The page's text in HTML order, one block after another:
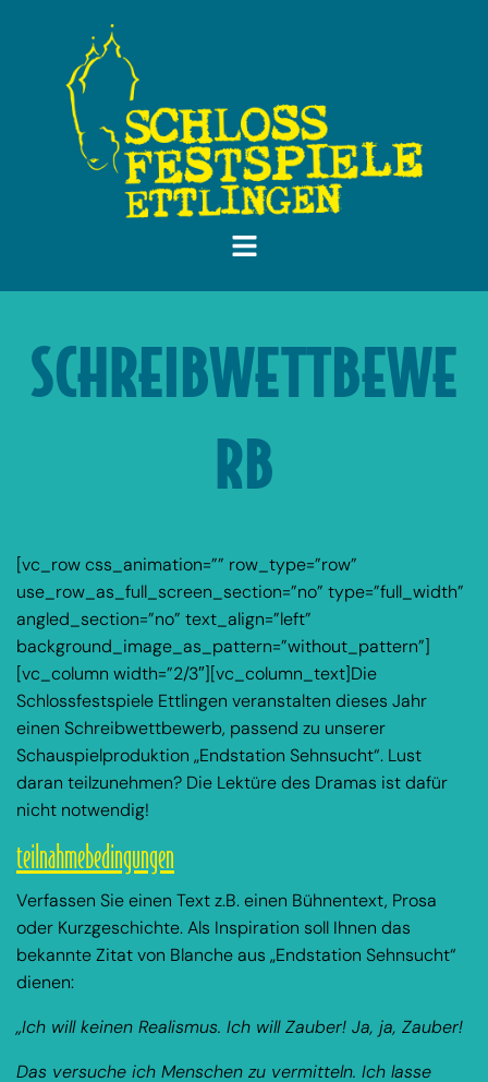
SCHREIBWETTBEWE
RB
[vc_row css_animation=”” row_type=”row”
use_row_as_full_screen_section=”no” type=”full_width”
angled_section=”no” text_align=”left”
background_image_as_pattern=”without_pattern”]
[vc_column width=”2/3″][vc_column_text]Die
Schlossfestspiele Ettlingen veranstalten dieses Jahr
einen Schreibwettbewerb, passend zu unserer
Schauspielproduktion „Endstation Sehnsucht“. Lust
daran teilzunehmen? Die Lektüre des Dramas ist dafür
nicht notwendig!
teilnahmebedingungen
Verfassen Sie einen Text z.B. einen Bühnentext, Prosa
oder Kurzgeschichte. Als Inspiration soll Ihnen das
bekannte Zitat von Blanche aus „Endstation Sehnsucht“
dienen:
„Ich will keinen Realismus. Ich will Zauber! Ja, ja, Zauber!
Das versuche ich Menschen zu vermitteln. Ich lasse